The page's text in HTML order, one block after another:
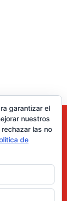
garantizar el
nuestros
las no
de